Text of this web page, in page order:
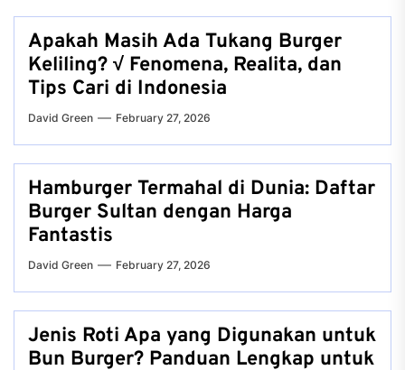
Apakah Masih Ada Tukang Burger
Keliling? √ Fenomena, Realita, dan
Tips Cari di Indonesia
David Green February 27, 2026
Hamburger Termahal di Dunia: Daftar
Burger Sultan dengan Harga
Fantastis
David Green February 27, 2026
Jenis Roti Apa yang Digunakan untuk
Bun Burger? Panduan Lengkap untuk